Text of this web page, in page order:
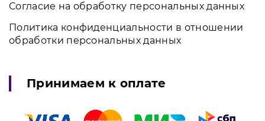
Согласие на обработку персональных данных
Политика конфиденциальности в отношении
обработки персональных данных
Принимаем к оплате